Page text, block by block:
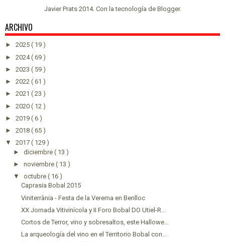
Javier Prats 2014. Con la tecnología de Blogger.
ARCHIVO
► 2025 ( 19 )
► 2024( 69 )
► 2023 ( 59 )
► 2022 ( 61 )
► 2021 ( 23 )
► 2020 ( 12 )
► 2019 ( 6 )
► 2018 ( 65 )
▼ 2017 ( 129 )
► diciembre ( 13 )
► noviembre ( 13 )
▼ octubre ( 16 )
Caprasia Bobal 2015
Viniterrània - Festa de la Verema en Benlloc
XX Jornada Vitivinícola y II Foro Bobal DO Utiel-R...
Cortos de Terror, vino y sobresaltos, este Hallowe...
La arqueología del vino en el Territorio Bobal con...